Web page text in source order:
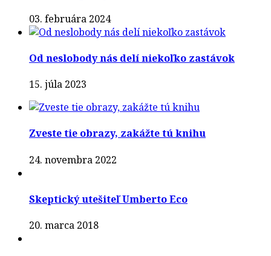
03. februára 2024
Od neslobody nás delí niekoľko zastávok
15. júla 2023
Zveste tie obrazy, zakážte tú knihu
24. novembra 2022
Skeptický utešiteľ Umberto Eco
20. marca 2018